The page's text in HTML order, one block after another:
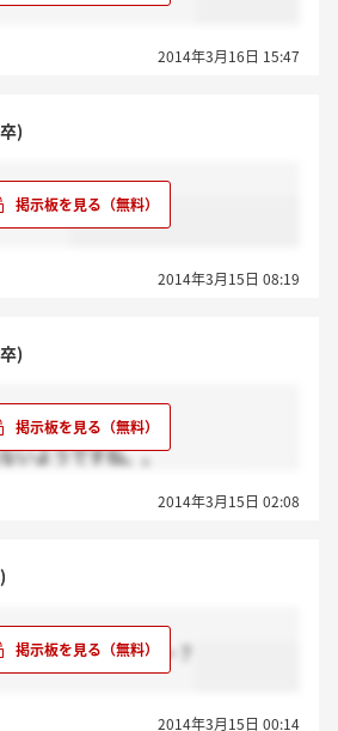
2014年3月16日 15:47
)
した！
2014年3月15日 08:19
)
ません！
いようですね。。
2014年3月15日 02:08
けられてましたかー？
2014年3月15日 00:14